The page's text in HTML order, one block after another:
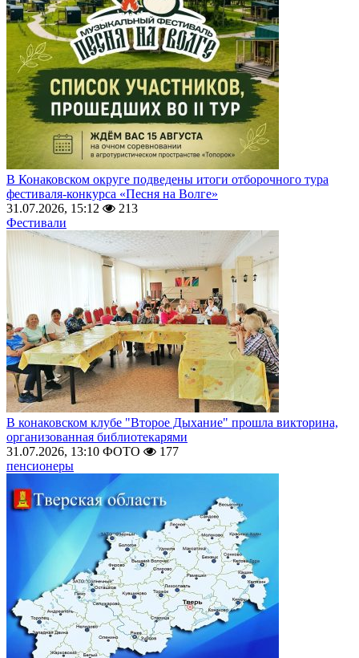
В Конаковском округе подведены итоги отборочного тура
фестиваля-конкурса «Песня на Волге»
31.07.2026, 15:12
213
Фестивали
В конаковском клубе "Второе Дыхание" прошла викторина,
организованная библиотекарями
31.07.2026, 13:10 ФОТО
177
пенсионеры